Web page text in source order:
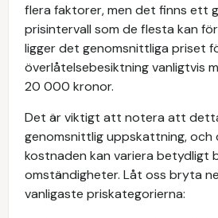
flera faktorer, men det finns ett
prisintervall som de flesta kan
ligger det genomsnittliga priset
överlåtelsebesiktning vanligtvis
20 000 kronor.
Det är viktigt att notera att
genomsnittlig uppskattning, och
kostnaden kan variera betydligt
omständigheter. Låt oss bryta
vanligaste priskategorierna: